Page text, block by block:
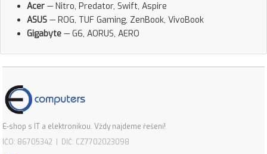
Acer — Nitro, Predator, Swift, Aspire
ASUS — ROG, TUF Gaming, ZenBook, VivoBook
Gigabyte — G6, AORUS, AERO
E-shop s IT a elektronikou. Vždy najdeme řešení!
IČO: 86705342 | DIČ: CZ7702023098